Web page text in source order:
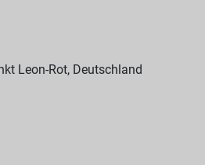
Leon-Rot, Deutschland